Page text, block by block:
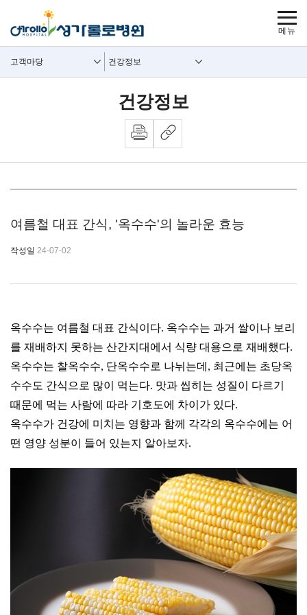
사이트
보조메뉴
고객마당 건강정보
건강정보
여름철 대표 간식, '옥수수'의 놀라운 효능
작성일 24-07-02
옥수수는 여름철 대표 간식이다. 옥수수는 과거 쌀이나 보리
를 재배하지 못하는 산간지대에서 식량 대용으로 재배했다.
옥수수는 찰옥수수, 단옥수수로 나뉘는데, 최근에는 초당옥
수수도 간식으로 많이 먹는다. 맛과 씹히는 성질이 다르기
때문에 먹는 사람에 따라 기호도에 차이가 있다.
옥수수가 건강에 미치는 영향과 함께 각각의 옥수수에는 어
떤 영양 성분이 들어 있는지 알아보자.